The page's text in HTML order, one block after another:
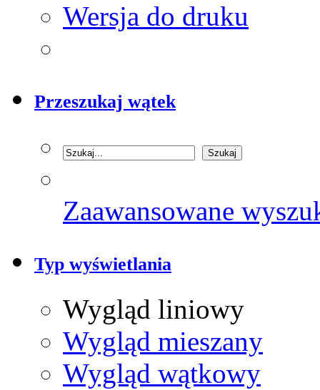
Wersja do druku
Przeszukaj wątek
Zaawansowane
Typ wyświetlania
Wygląd liniowy
Wygląd mieszany
Wygląd wątkowy